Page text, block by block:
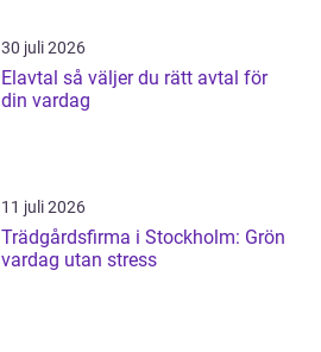
30 juli 2026
Elavtal så väljer du rätt avtal för
din vardag
11 juli 2026
Trädgårdsfirma i Stockholm: Grön
vardag utan stress